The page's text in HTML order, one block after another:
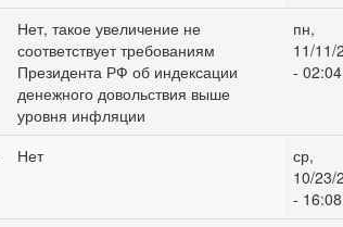
Нет, такое увеличение не
соответствует требованиям
Президента РФ об индексации
денежного довольствия выше
уровня инфляции
пн,
11/11/
- 02:04
Нет
ср,
10/23/
- 16:08